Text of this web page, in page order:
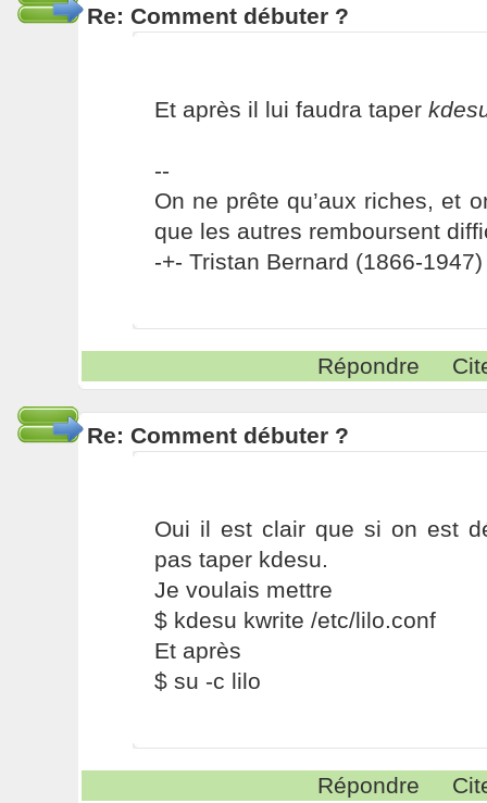
Re: Comment débuter ?
Et après il lui faudra taper
--
On ne prête qu’aux riches, et
que les autres remboursent
-+- Tristan Bernard (1866-1947)
Répondre
Re: Comment débuter ?
Oui il est clair que si on est
pas taper kdesu.
Je voulais mettre
$ kdesu kwrite /etc/lilo.conf
Et après
$ su -c lilo
Répondre